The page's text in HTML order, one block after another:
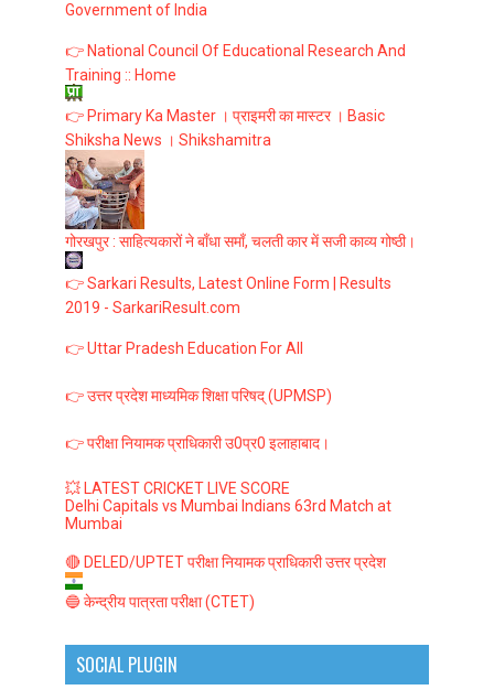
Government of India
👉 National Council Of Educational Research And
Training :: Home
👉 Primary Ka Master । प्राइमरी का मास्टर । Basic
Shiksha News । Shikshamitra
गोरखपुर : साहित्यकारों ने बाँधा समाँ, चलती कार में सजी काव्य गोष्ठी।
👉 Sarkari Results, Latest Online Form | Results
2019 - SarkariResult.com
👉 Uttar Pradesh Education For All
👉 उत्तर प्रदेश माध्यमिक शिक्षा परिषद् (UPMSP)
👉 परीक्षा नियामक प्राधिकारी उ0प्र0 इलाहाबाद।
💥 LATEST CRICKET LIVE SCORE
Delhi Capitals vs Mumbai Indians 63rd Match at
Mumbai
🔴 DELED/UPTET परीक्षा नियामक प्राधिकारी उत्तर प्रदेश
🔵 केन्द्रीय पात्रता परीक्षा (CTET)
SOCIAL PLUGIN